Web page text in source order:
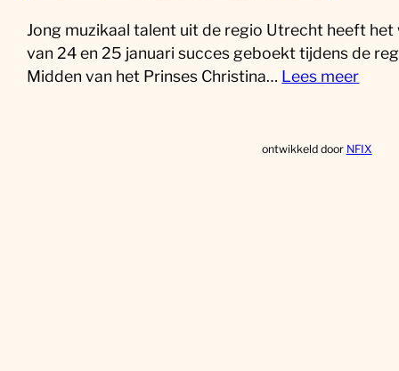
Jong muzikaal talent uit de regio Utrecht heeft het
van 24 en 25 januari succes geboekt tijdens de
Midden van het Prinses Christina… Lees meer
ontwikkeld door NFIX